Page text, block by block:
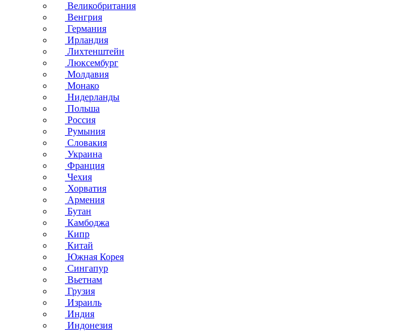
Великобритания
Венгрия
Германия
Ирландия
Лихтенштейн
Люксембург
Молдавия
Монако
Нидерланды
Польша
Россия
Румыния
Словакия
Украина
Франция
Чехия
Хорватия
Армения
Бутан
Камбоджа
Кипр
Китай
Южная Корея
Сингапур
Вьетнам
Грузия
Израиль
Индия
Индонезия